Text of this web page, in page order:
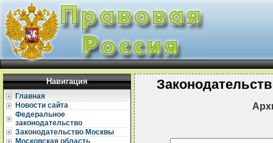
Навигация
Главная
Новости сайта
Федеральное
законодательство
Законодательство Москвы
Московская область